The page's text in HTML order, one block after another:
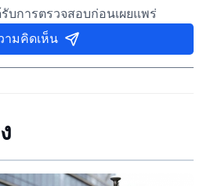
การตรวจสอบก่อนเผยแพร่
ามคิดเห็น